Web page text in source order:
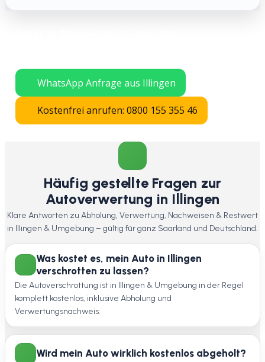
WhatsApp Anfrage aus Illingen
Kostenfrei anrufen: 0800 155 355 46
Häufig gestellte Fragen zur
Autoverwertung in Illingen
Klare Antworten zu Abholung, Verwertung, Nachweisen & Restwert
in Illingen & Umgebung – gültig für ganz Saarland und Deutschland.
Was kostet es, mein Auto in Illingen
verschrotten zu lassen?
Die Autoverschrottung ist in Illingen & Umgebung in der Regel
komplett kostenlos, inklusive Abholung und
Verwertungsnachweis.
Wird mein Auto wirklich kostenlos abgeholt?